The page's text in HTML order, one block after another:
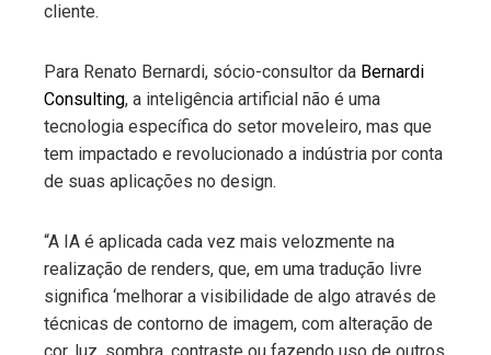
cliente.
Para Renato Bernardi, sócio-consultor da Bernardi
Consulting, a inteligência artificial não é uma
tecnologia específica do setor moveleiro, mas que
tem impactado e revolucionado a indústria por conta
de suas aplicações no design.
“A IA é aplicada cada vez mais velozmente na
realização de renders, que, em uma tradução livre
significa ‘melhorar a visibilidade de algo através de
técnicas de contorno de imagem, com alteração de